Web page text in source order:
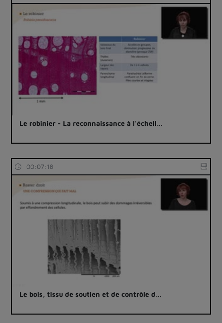
Le robinier - La reconnaissance à l'échell…
00:07:18
Le bois, tissu de soutien et de contrôle d…